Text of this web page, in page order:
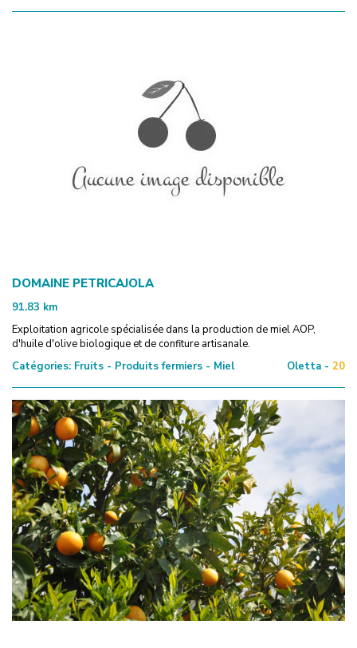
DOMAINE PETRICAJOLA
91.83 km
Exploitation agricole spécialisée dans la production de miel AOP,
d'huile d'olive biologique et de confiture artisanale.
Catégories: Fruits - Produits fermiers - Miel Oletta - 20